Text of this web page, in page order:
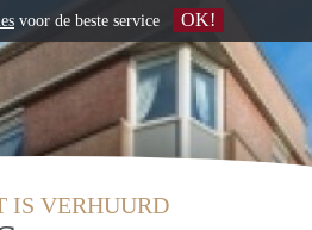
IS VERHUURD
voor de beste service OK!